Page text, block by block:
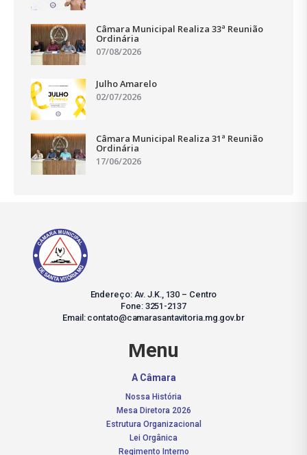
Câmara Municipal Realiza 33ª Reunião
Ordinária
07/08/2026
Julho Amarelo
02/07/2026
Câmara Municipal Realiza 31ª Reunião
Ordinária
17/06/2026
Endereço: Av. J.K., 130 – Centro
Fone: 3251-2137
Email: contato@camarasantavitoria.mg.gov.br
Menu
A Câmara
Nossa História
Mesa Diretora 2026
Estrutura Organizacional
Lei Orgânica
Regimento Interno